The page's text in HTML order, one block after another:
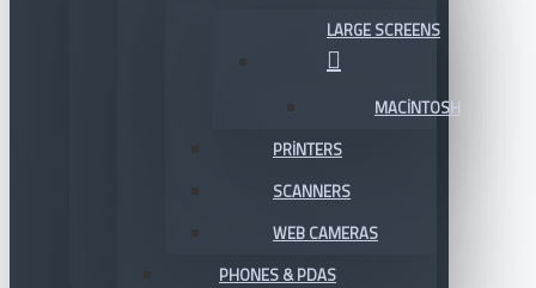
LARGE SCREENS
MACINTOSH
PRINTERS
SCANNERS
WEB CAMERAS
PHONES & PDAS